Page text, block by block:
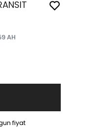
AH
fiyat